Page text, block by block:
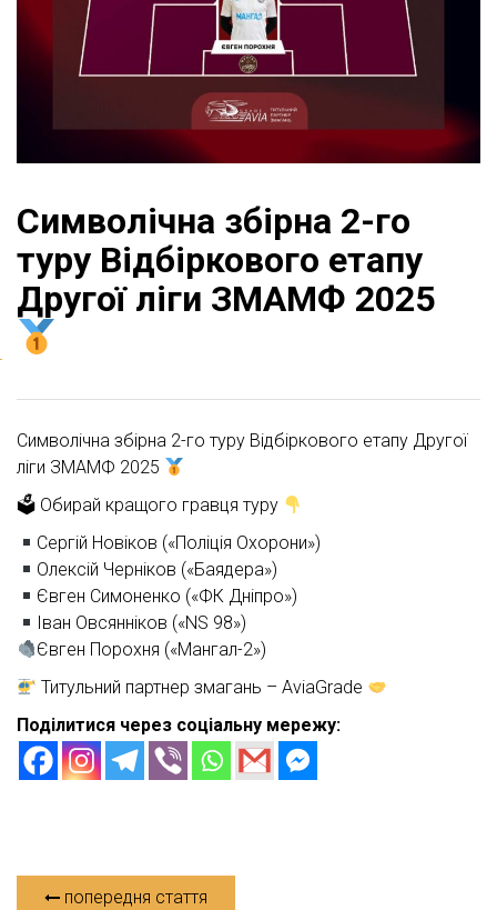
Символічна збірна 2-го
туру Відбіркового етапу
Другої ліги ЗМАМФ 2025
Символічна збірна 2-го туру Відбіркового етапу Другої
ліги ЗМАМФ 2025
🗳 Обирай кращого гравця туру
Сергій Новіков («Поліція Охорони»)
Олексій Черніков («Баядера»)
Євген Симоненко («ФК Дніпро»)
Іван Овсянніков («NS 98»)
Євген Порохня («Мангал-2»)
Титульний партнер змагань – AviaGrade
Поділитися через соціальну мережу:
попередня стаття